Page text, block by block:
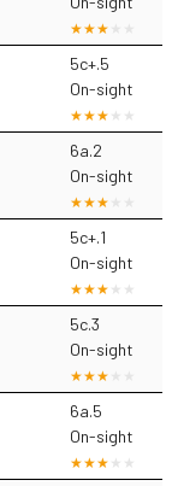
5c+.5
On-sight
6a.2
On-sight
5c+.1
On-sight
5c.3
On-sight
6a.5
On-sight